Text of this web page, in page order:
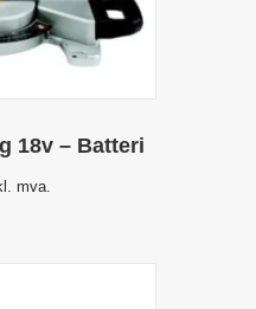
18v – Batteri
mva.